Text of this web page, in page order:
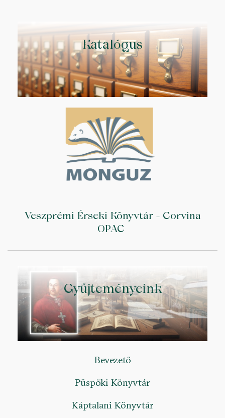
Katalógus
Veszprémi Érseki Könyvtár - Corvina
OPAC
Gyűjteményeink
Bevezető
Püspöki Könyvtár
Káptalani Könyvtár